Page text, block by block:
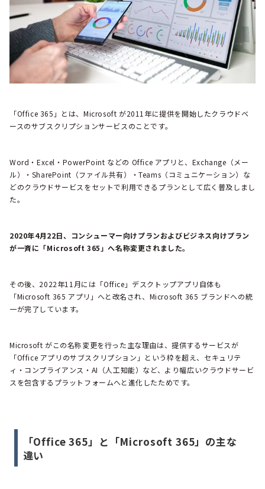
「Office 365」とは、Microsoft が2011年に提供を開始したクラウドベ
ースのサブスクリプションサービスのことです。
Word・Excel・PowerPoint などの Office アプリと、Exchange（メー
ル）・SharePoint（ファイル共有）・Teams（コミュニケーション）な
どのクラウドサービスをセットで利用できるプランとして広く普及しまし
た。
2020年4月22日、コンシューマー向けプランおよびビジネス向けプラン
が一斉に「Microsoft 365」へ名称変更されました。
その後、2022年11月には「Office」デスクトップアプリ自体も
「Microsoft 365 アプリ」へと改名され、Microsoft 365 ブランドへの統
一が完了しています。
Microsoft がこの名称変更を行った主な理由は、提供するサービスが
「Office アプリのサブスクリプション」という枠を超え、セキュリテ
ィ・コンプライアンス・AI（人工知能）など、より幅広いクラウドサービ
スを包含するプラットフォームへと進化したためです。
「Office 365」と「Microsoft 365」の主な
違い